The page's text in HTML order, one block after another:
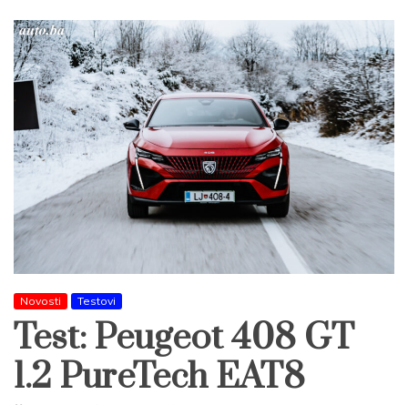
Novosti Testovi
Test: Peugeot 408 GT
1.2 PureTech EAT8